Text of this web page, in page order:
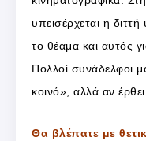
υπεισέρχεται η
το θέαμα και αυτός
Πολλοί συνάδελφοι
κοινό», αλλά αν
Θα βλέπατε με